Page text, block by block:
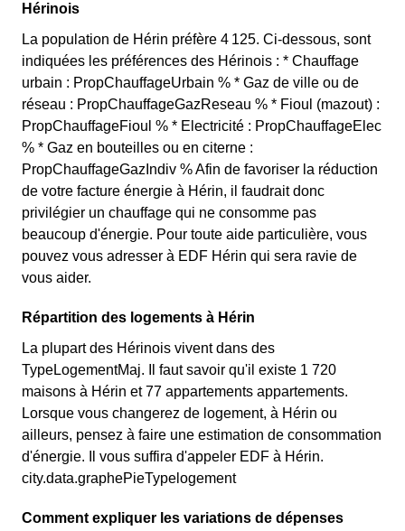
Hérinois
La population de Hérin préfère 4 125. Ci-dessous, sont
indiquées les préférences des Hérinois : * Chauffage
urbain : PropChauffageUrbain % * Gaz de ville ou de
réseau : PropChauffageGazReseau % * Fioul (mazout) :
PropChauffageFioul % * Electricité : PropChauffageElec
% * Gaz en bouteilles ou en citerne :
PropChauffageGazIndiv % Afin de favoriser la réduction
de votre facture énergie à Hérin, il faudrait donc
privilégier un chauffage qui ne consomme pas
beaucoup d'énergie. Pour toute aide particulière, vous
pouvez vous adresser à EDF Hérin qui sera ravie de
vous aider.
Répartition des logements à Hérin
La plupart des Hérinois vivent dans des
TypeLogementMaj. Il faut savoir qu'il existe 1 720
maisons à Hérin et 77 appartements appartements.
Lorsque vous changerez de logement, à Hérin ou
ailleurs, pensez à faire une estimation de consommation
d'énergie. Il vous suffira d'appeler EDF à Hérin.
city.data.graphePieTypelogement
Comment expliquer les variations de dépenses